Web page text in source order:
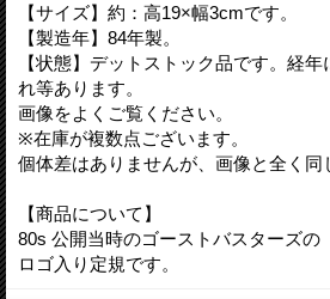
【サイズ】約：高19×幅3cmです。
【製造年】84年製。
【状態】デットストック品です。経
れ等あります。
画像をよくご覧ください。
※在庫が複数点ございます。
個体差はありませんが、画像と全く同
【商品について】
80s 公開当時のゴーストバスターズの
ロゴ入り定規です。